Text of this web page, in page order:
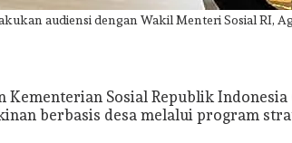
audiensi dengan Wakil Menteri Sosial RI,
Sosial Republik Indonesia
berbasis desa melalui program